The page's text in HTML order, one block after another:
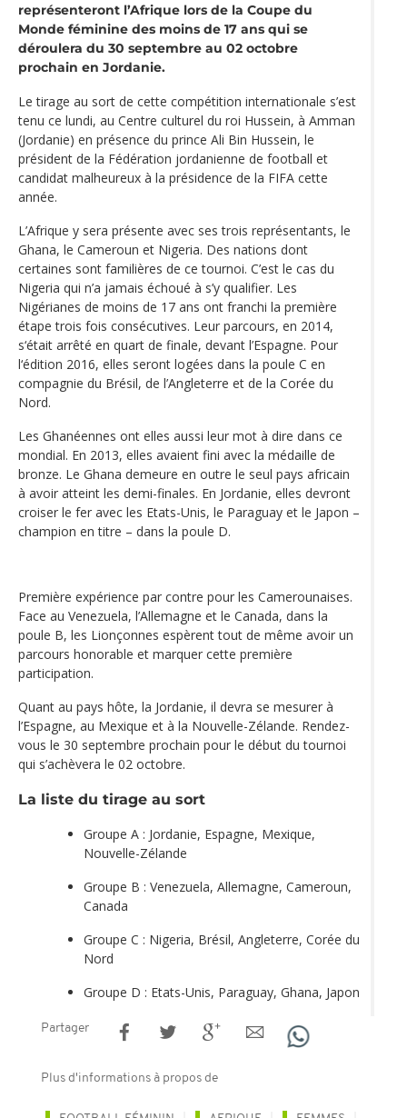
représenteront l’Afrique lors de la Coupe du
Monde féminine des moins de 17 ans qui se
déroulera du 30 septembre au 02 octobre
prochain en Jordanie.
Le tirage au sort de cette compétition internationale s’est
tenu ce lundi, au Centre culturel du roi Hussein, à Amman
(Jordanie) en présence du prince Ali Bin Hussein, le
président de la Fédération jordanienne de football et
candidat malheureux à la présidence de la FIFA cette
année.
L’Afrique y sera présente avec ses trois représentants, le
Ghana, le Cameroun et Nigeria. Des nations dont
certaines sont familières de ce tournoi. C’est le cas du
Nigeria qui n’a jamais échoué à s’y qualifier. Les
Nigérianes de moins de 17 ans ont franchi la première
étape trois fois consécutives. Leur parcours, en 2014,
s‘était arrêté en quart de finale, devant l’Espagne. Pour
l‘édition 2016, elles seront logées dans la poule C en
compagnie du Brésil, de l’Angleterre et de la Corée du
Nord.
Les Ghanéennes ont elles aussi leur mot à dire dans ce
mondial. En 2013, elles avaient fini avec la médaille de
bronze. Le Ghana demeure en outre le seul pays africain
à avoir atteint les demi-finales. En Jordanie, elles devront
croiser le fer avec les Etats-Unis, le Paraguay et le Japon –
champion en titre – dans la poule D.
Première expérience par contre pour les Camerounaises.
Face au Venezuela, l’Allemagne et le Canada, dans la
poule B, les Lionçonnes espèrent tout de même avoir un
parcours honorable et marquer cette première
participation.
Quant au pays hôte, la Jordanie, il devra se mesurer à
l’Espagne, au Mexique et à la Nouvelle-Zélande. Rendez-
vous le 30 septembre prochain pour le début du tournoi
qui s’achèvera le 02 octobre.
La liste du tirage au sort
Groupe A : Jordanie, Espagne, Mexique,
Nouvelle-Zélande
Groupe B : Venezuela, Allemagne, Cameroun,
Canada
Groupe C : Nigeria, Brésil, Angleterre, Corée du
Nord
Groupe D : Etats-Unis, Paraguay, Ghana, Japon
Partager
Plus d'informations à propos de